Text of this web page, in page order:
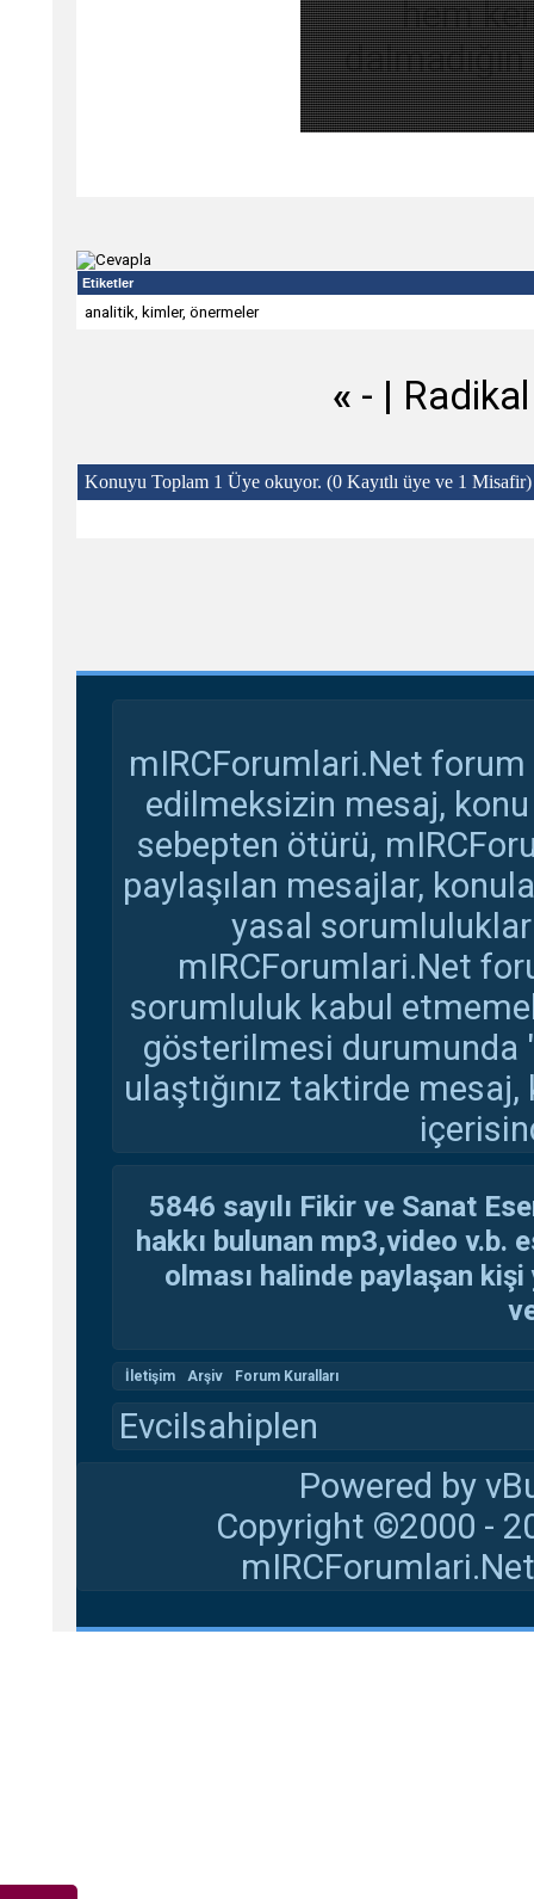
hem
Etiketler
analitik, kimler, önermeler
« - |
Konuyu Toplam 1 Üye okuyor. (0 Kayıtlı üye ve 1 Misafir)
mIRCForumlari.Net
edilmeksizin mesaj,
sebepten ötürü,
paylaşılan mesajlar,
yasal
mIRCForumlari.Net
sorumluluk kabul
gösterilmesi durumunda
ulaştığınız taktirde
5846 sayılı Fikir ve Sanat
hakkı bulunan mp3,video v.b.
olması halinde paylaşan
İletişim Arşiv Forum Kuralları
Evcilsahiplen
Powered by
Copyright ©2000 -